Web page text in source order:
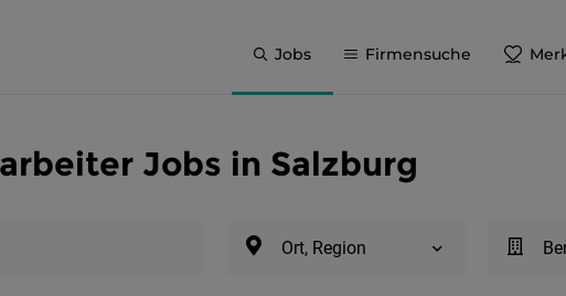
Jobs Firmensuche
Jobs in Salzburg
Ort, Region